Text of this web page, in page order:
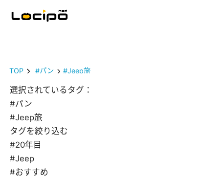
TOP #パン #Jeep旅
選択されているタグ：
#パン
#Jeep旅
タグを絞り込む
#20年目
#Jeep
#おすすめ